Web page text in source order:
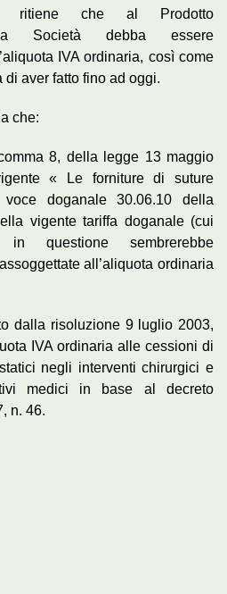
ritiene che al Prodotto
Società debba essere
IVA ordinaria, così come
di aver fatto fino ad oggi.
che:
8, della legge 13 maggio
« Le forniture di suture
doganale 30.06.10 della
vigente tariffa doganale (cui
questione sembrerebbe
all’aliquota ordinaria
dalla risoluzione 9 luglio 2003,
IVA ordinaria alle cessioni di
negli interventi chirurgici e
medici in base al decreto
n. 46.